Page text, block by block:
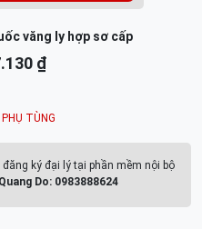
văng ly hợp sơ cấp
₫
PHỤ TÙNG
ký đại lý tại phần mềm nội bộ
Do: 0983888624